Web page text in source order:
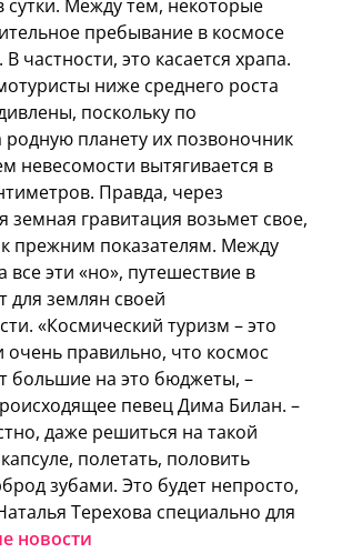
сутки. Между тем, некоторые
пребывание в космосе
частности, это касается храпа.
ниже среднего роста
поскольку по
планету их позвоночник
невесомости вытягивается в
Правда, через
земная гравитация возьмет свое,
к прежним показателям. Между
все эти «но», путешествие в
для землян своей
«Космический туризм – это
очень правильно, что космос
большие на это бюджеты, –
певец Дима Билан. –
даже решиться на такой
полетать, половить
зубами. Это будет непросто,
Терехова специально для
новости